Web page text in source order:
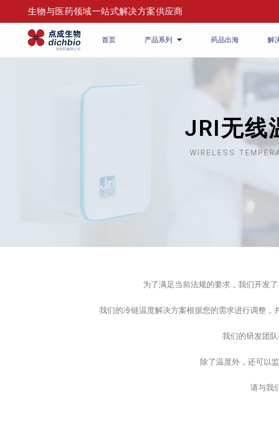
生物与医药领域一站式解决方案供应商
首页 产品系列 药品出海 解
JRI无线
WIRELESS
为了满足当前法规的要求，我们开发
我们的冷链温度解决方案根据您的需求进行调整，
我们的研发团
除了温度外，还可以
请与我